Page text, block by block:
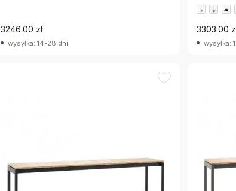
3246.00 zł
wysyłka: 14-28 dni
3303.00
wysyłka: